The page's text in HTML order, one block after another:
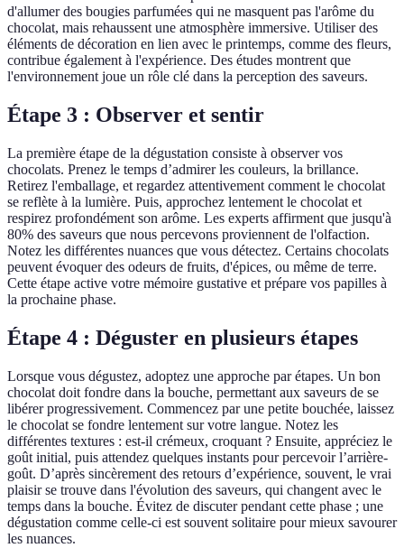
d'allumer des bougies parfumées qui ne masquent pas l'arôme du
chocolat, mais rehaussent une atmosphère immersive. Utiliser des
éléments de décoration en lien avec le printemps, comme des fleurs,
contribue également à l'expérience. Des études montrent que
l'environnement joue un rôle clé dans la perception des saveurs.
Étape 3 : Observer et sentir
La première étape de la dégustation consiste à observer vos
chocolats. Prenez le temps d’admirer les couleurs, la brillance.
Retirez l'emballage, et regardez attentivement comment le chocolat
se reflète à la lumière. Puis, approchez lentement le chocolat et
respirez profondément son arôme. Les experts affirment que jusqu'à
80% des saveurs que nous percevons proviennent de l'olfaction.
Notez les différentes nuances que vous détectez. Certains chocolats
peuvent évoquer des odeurs de fruits, d'épices, ou même de terre.
Cette étape active votre mémoire gustative et prépare vos papilles à
la prochaine phase.
Étape 4 : Déguster en plusieurs étapes
Lorsque vous dégustez, adoptez une approche par étapes. Un bon
chocolat doit fondre dans la bouche, permettant aux saveurs de se
libérer progressivement. Commencez par une petite bouchée, laissez
le chocolat se fondre lentement sur votre langue. Notez les
différentes textures : est-il crémeux, croquant ? Ensuite, appréciez le
goût initial, puis attendez quelques instants pour percevoir l’arrière-
goût. D’après sincèrement des retours d’expérience, souvent, le vrai
plaisir se trouve dans l'évolution des saveurs, qui changent avec le
temps dans la bouche. Évitez de discuter pendant cette phase ; une
dégustation comme celle-ci est souvent solitaire pour mieux savourer
les nuances.